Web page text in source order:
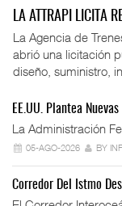
LA ATTRAPI LICITA
La Agencia de
abrió una licitación
diseño, suministro,
EE.UU. Plantea
La Administración
05-AGO-2026 BY
Corredor Del Istmo